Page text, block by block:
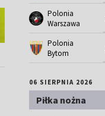
Polonia
Warszawa
Polonia
Bytom
06 SIERPNIA 2026
Piłka nożna